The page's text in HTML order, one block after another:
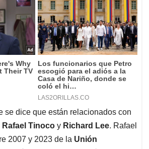
se dice que están relacionados con
Rafael Tinoco y Richard Lee. Rafael
2007 y 2023 de la Unión